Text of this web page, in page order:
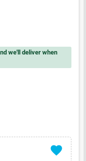
we'll deliver when
favorite